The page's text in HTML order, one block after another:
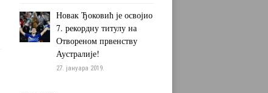
Новак Ђоковић је освојио
7. рекордну титулу на
Отвореном првенству
Аустралије!
27. јануара 2019.